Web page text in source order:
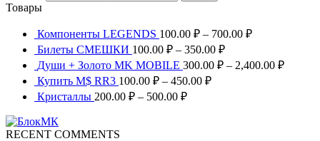
Товары
Компоненты LEGENDS 100.00 ₽ – 700.00 ₽
Билеты СМЕШКИ 100.00 ₽ – 350.00 ₽
Души + Золото MK MOBILE 300.00 ₽ – 2,400.00 ₽
Купить M$ RR3 100.00 ₽ – 450.00 ₽
Кристаллы 200.00 ₽ – 500.00 ₽
RECENT COMMENTS